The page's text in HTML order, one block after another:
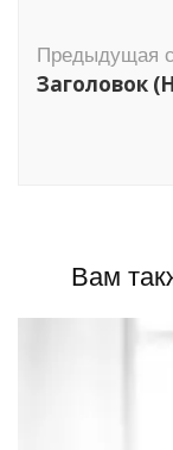
Предыдущая
Заголовок
Вам